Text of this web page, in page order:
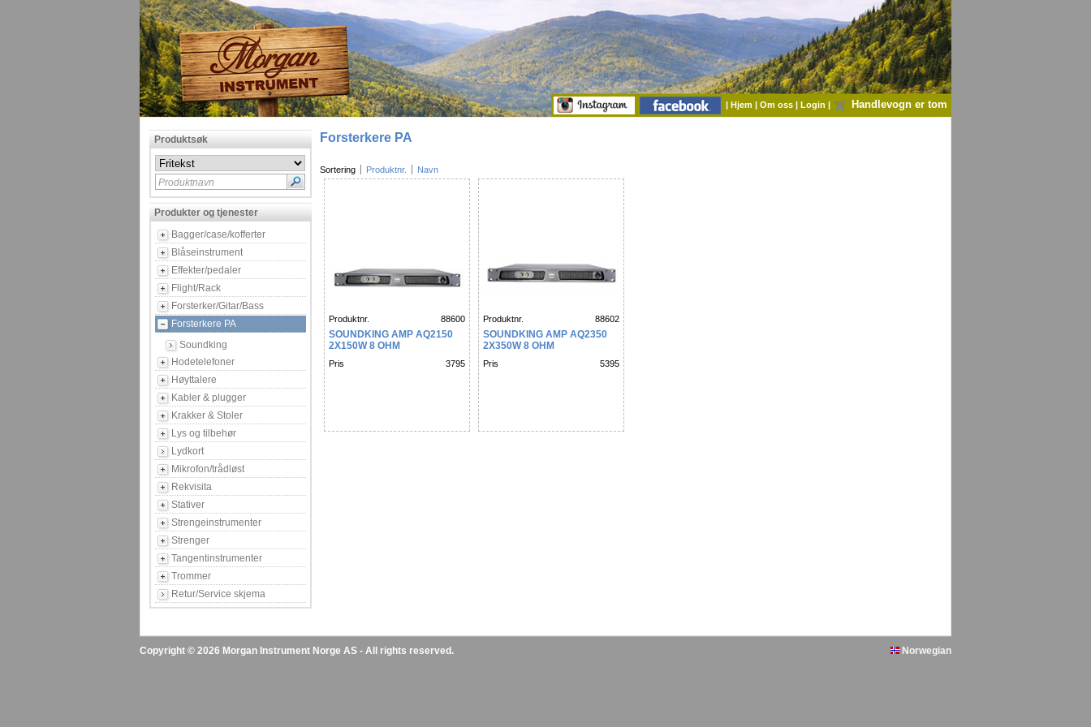
| Hjem | Om oss | Login | Handlevogn er tom
Produktsøk
Produktnavn
Produkter og tjenester
Bagger/case/kofferter
Blåseinstrument
Effekter/pedaler
Flight/Rack
Forsterker/Gitar/Bass
Forsterkere PA
Soundking
Hodetelefoner
Høyttalere
Kabler & plugger
Krakker & Stoler
Lys og tilbehør
Lydkort
Mikrofon/trådløst
Rekvisita
Stativer
Strengeinstrumenter
Strenger
Tangentinstrumenter
Trommer
Retur/Service skjema
Forsterkere PA
Sortering Produktnr. Navn
Produktnr. 88600
SOUNDKING AMP AQ2150
2X150W 8 OHM
Pris 3795
Produktnr. 88602
SOUNDKING AMP AQ2350
2X350W 8 OHM
Pris 5395
Copyright © 2026 Morgan Instrument Norge AS - All rights reserved. Norwegian